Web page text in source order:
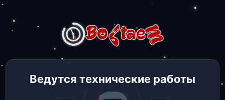
Ведутся технические работы